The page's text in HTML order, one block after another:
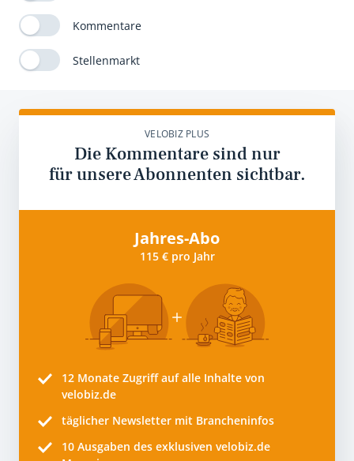
Kommentare
Stellenmarkt
VELOBIZ PLUS
Die Kommentare sind nur
für unsere Abonnenten sichtbar.
Jahres-Abo
115 € pro Jahr
12 Monate Zugriff auf alle Inhalte von
velobiz.de
täglicher Newsletter mit Brancheninfos
10 Ausgaben des exklusiven velobiz.de